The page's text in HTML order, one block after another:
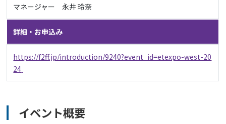
マネージャー 永井 玲奈
詳細・お申込み
https://f2ff.jp/introduction/9240?event_id=etexpo-west-20
24
イベント概要